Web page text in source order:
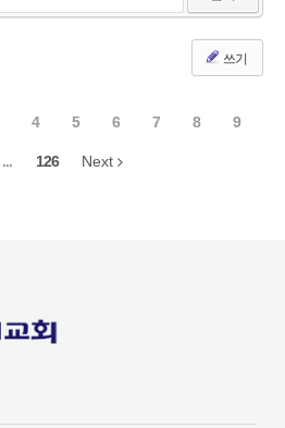
쓰기
4 5 6 7 8 9
... 126 Next